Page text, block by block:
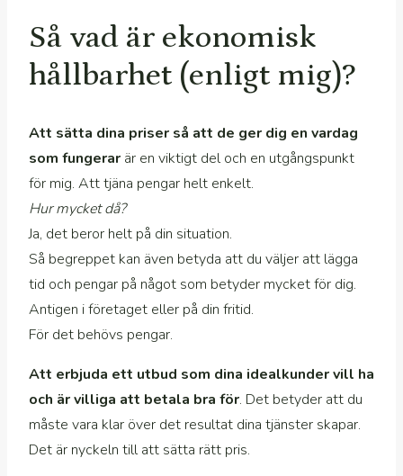
Så vad är ekonomisk
hållbarhet (enligt mig)?
Att sätta dina priser så att de ger dig en vardag
som fungerar är en viktigt del och en utgångspunkt
för mig. Att tjäna pengar helt enkelt.
Hur mycket då?
Ja, det beror helt på din situation.
Så begreppet kan även betyda att du väljer att lägga
tid och pengar på något som betyder mycket för dig.
Antigen i företaget eller på din fritid.
För det behövs pengar.
Att erbjuda ett utbud som dina idealkunder vill ha
och är villiga att betala bra för. Det betyder att du
måste vara klar över det resultat dina tjänster skapar.
Det är nyckeln till att sätta rätt pris.